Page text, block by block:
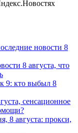
новости 8
8 августа, что
9: кто выбыл 8
сенсационное
8 августа: прокси,